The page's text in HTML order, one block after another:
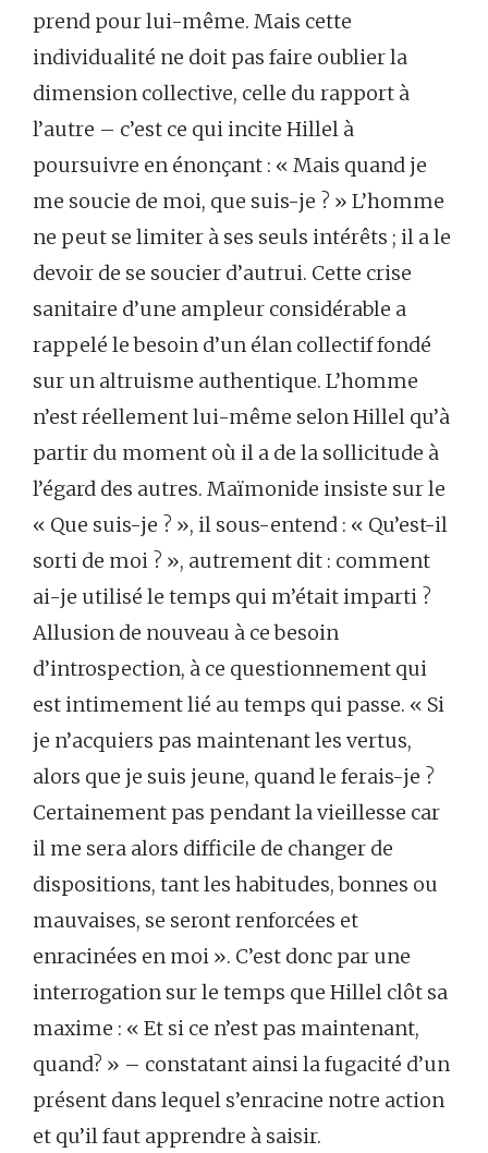
prend pour lui-même. Mais cette
individualité ne doit pas faire oublier la
dimension collective, celle du rapport à
l’autre – c’est ce qui incite Hillel à
poursuivre en énonçant : « Mais quand je
me soucie de moi, que suis-je ? » L’homme
ne peut se limiter à ses seuls intérêts ; il a le
devoir de se soucier d’autrui. Cette crise
sanitaire d’une ampleur considérable a
rappelé le besoin d’un élan collectif fondé
sur un altruisme authentique. L’homme
n’est réellement lui-même selon Hillel qu’à
partir du moment où il a de la sollicitude à
l’égard des autres. Maïmonide insiste sur le
« Que suis-je ? », il sous-entend : « Qu’est-il
sorti de moi ? », autrement dit : comment
ai-je utilisé le temps qui m’était imparti ?
Allusion de nouveau à ce besoin
d’introspection, à ce questionnement qui
est intimement lié au temps qui passe. « Si
je n’acquiers pas maintenant les vertus,
alors que je suis jeune, quand le ferais-je ?
Certainement pas pendant la vieillesse car
il me sera alors difficile de changer de
dispositions, tant les habitudes, bonnes ou
mauvaises, se seront renforcées et
enracinées en moi ». C’est donc par une
interrogation sur le temps que Hillel clôt sa
maxime : « Et si ce n’est pas maintenant,
quand? » – constatant ainsi la fugacité d’un
présent dans lequel s’enracine notre action
et qu’il faut apprendre à saisir.